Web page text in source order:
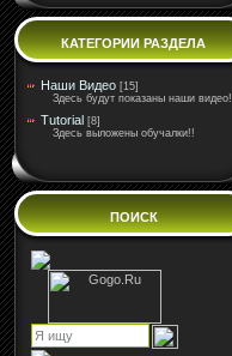
КАТЕГОРИИ РАЗДЕЛА
Наши Видео [15]
Здесь будут показаны наши видео!
Tutorial [8]
Здесь выложены обучалки!!
ПОИСК